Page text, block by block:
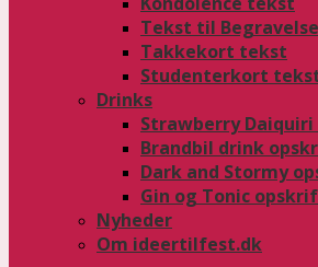
Tekst til
Takkekort tekst
Studenterkort
Drinks
Strawberry
Brandbil drink
Dark and Stormy
Gin og Tonic
Nyheder
Om ideertilfest.dk